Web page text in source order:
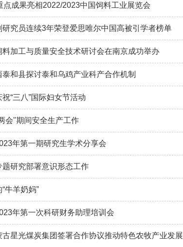
点成果亮相2022/2023中国饲料工业展览会
研究员连续3年荣登爱思唯尔中国高被引学者榜单
料加工与质量安全技术研讨会在南京成功举办
和县探讨泰和乌鸡产业科产合作机制
“三八”国际妇女节活动
会"期间安全生产工作
年第一期研究生学术分享会
题研究部署意识形态工作
牛羊奶妈”
年第一次科研财务助理培训会
星光煤炭集团签署合作协议推动特色农牧产业发展